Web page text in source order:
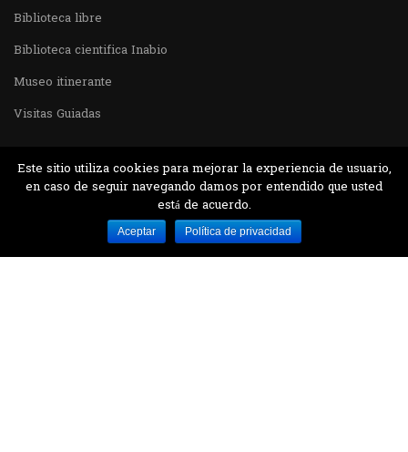
Biblioteca libre
Biblioteca cientifica Inabio
Museo itinerante
Visitas Guiadas
Desarrollado por MJTEC.
Este sitio utiliza cookies para mejorar la experiencia de usuario,
en caso de seguir navegando damos por entendido que usted
está de acuerdo.
Aceptar Política de privacidad